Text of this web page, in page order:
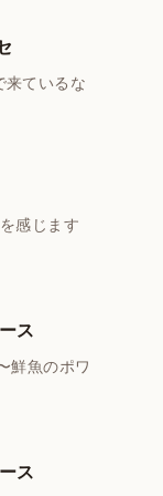
来ているな
感じます
ス
鮮魚のポワ
ス